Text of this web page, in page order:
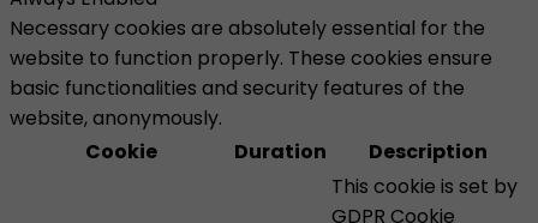
Necessary cookies are absolutely essential for the
website to function properly. These cookies ensure
basic functionalities and security features of the
website, anonymously.
Cookie
Duration
Description
This cookie is set by
GDPR Cookie